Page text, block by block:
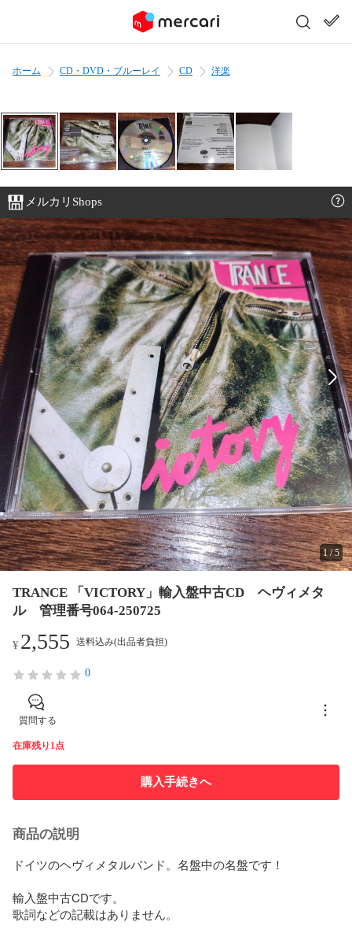
ホーム CD・DVD・ブルーレイ CD 洋楽
メルカリShops
1 /5
TRANCE 「VICTORY」輸入盤中古CD ヘヴィメタ
ル 管理番号064-250725
¥2,555 送料込み(出品者負担)
0
質問する
在庫残り1点
購入手続きへ
商品の説明
ドイツのヘヴィメタルバンド。名盤中の名盤です！
輸入盤中古CDです。
歌詞などの記載はありません。